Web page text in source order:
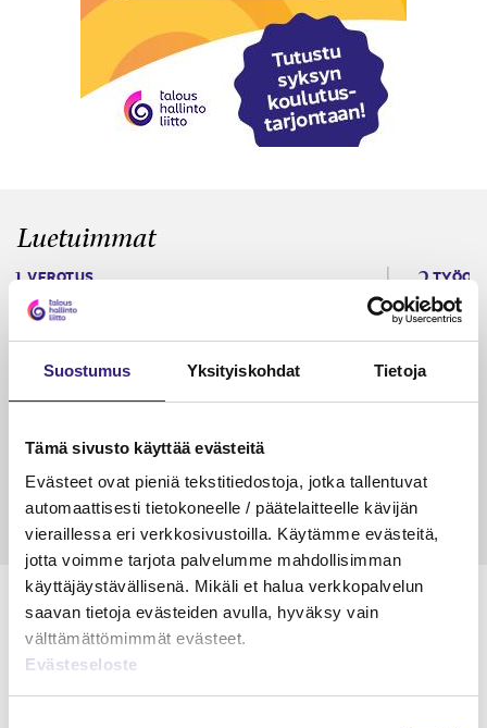
Suostumus Yksityiskohdat Tietoja
Tämä sivusto käyttää evästeitä
Evästeet ovat pieniä tekstitiedostoja, jotka tallentuvat
automaattisesti tietokoneelle / päätelaitteelle kävijän
vieraillessa eri verkkosivustoilla. Käytämme evästeitä,
jotta voimme tarjota palvelumme mahdollisimman
käyttäjäystävällisenä. Mikäli et halua verkkopalvelun
saavan tietoja evästeiden avulla, hyväksy vain
välttämättömimmät evästeet.
Evästeseloste
Luetuimmat
VEROTUS
Kulu­veloitukset arvon­lisä­
verotuksessa – omien kulujen
veloitus, kulujen edelleen­
veloitus ja läpi­laskutus
15.5.2023 10 min